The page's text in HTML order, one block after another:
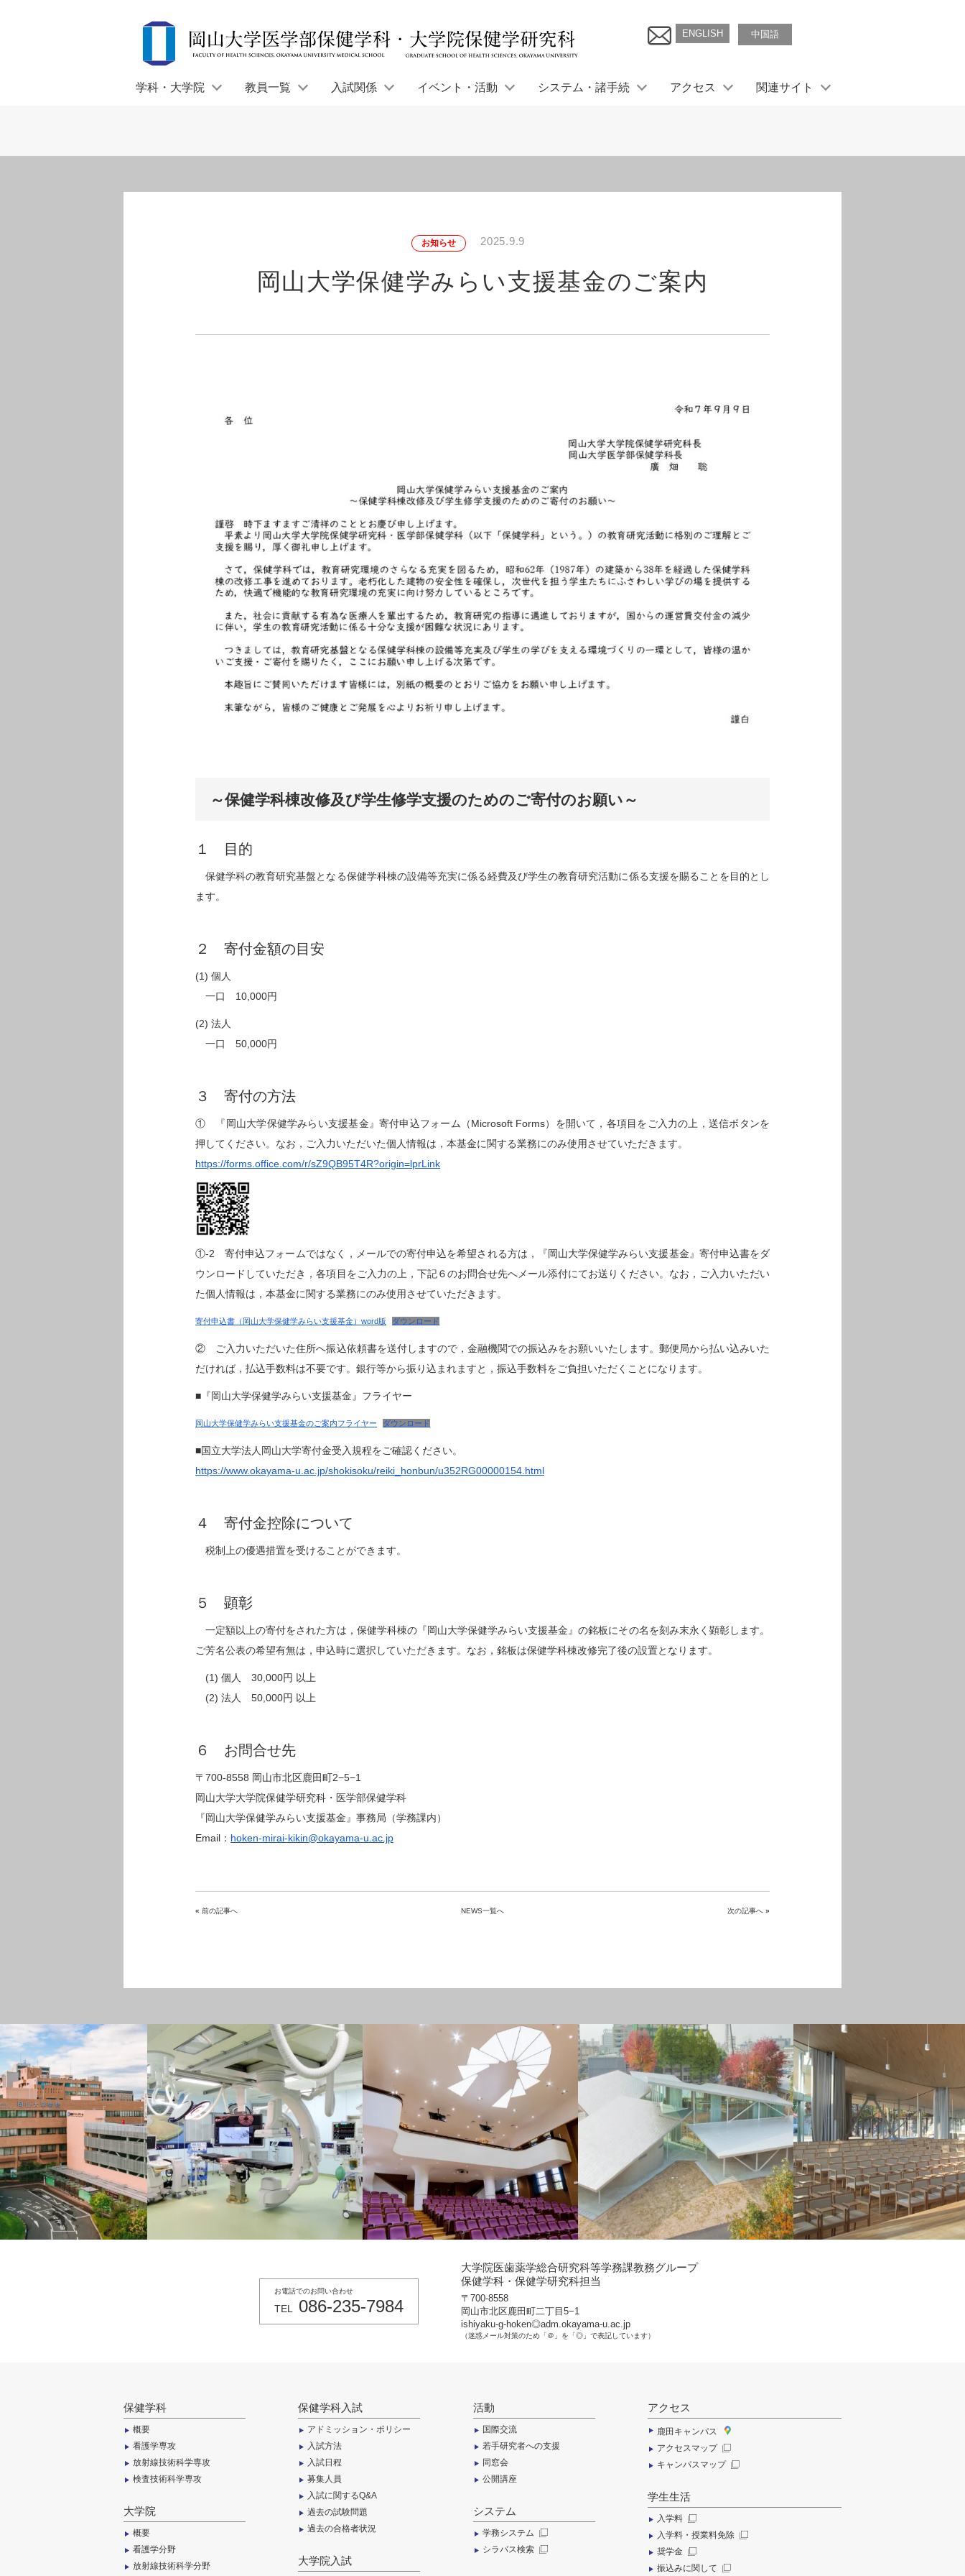
ENGLISH 中国語
学科・大学院 教員一覧 入試関係 イベント・活動 システム・諸手続 アクセス 関連サイト
お知らせ 2025.9.9
岡山大学保健学みらい支援基金のご案内
～保健学科棟改修及び学生修学支援のためのご寄付のお願い～
１ 目的
保健学科の教育研究基盤となる保健学科棟の設備等充実に係る経費及び学生の教育研究活動に係る支援を賜ることを目的とし
ます。
２ 寄付金額の目安
(1) 個人
一口 10,000円
(2) 法人
一口 50,000円
３ 寄付の方法
① 『岡山大学保健学みらい支援基金』寄付申込フォーム（Microsoft Forms）を開いて，各項目をご入力の上，送信ボタンを
押してください。なお，ご入力いただいた個人情報は，本基金に関する業務にのみ使用させていただきます。
https://forms.office.com/r/sZ9QB95T4R?origin=lprLink
①-2 寄付申込フォームではなく，メールでの寄付申込を希望される方は，『岡山大学保健学みらい支援基金』寄付申込書をダ
ウンロードしていただき，各項目をご入力の上，下記６のお問合せ先へメール添付にてお送りください。なお，ご入力いただい
た個人情報は，本基金に関する業務にのみ使用させていただきます。
寄付申込書（岡山大学保健学みらい支援基金）word版 ダウンロード
② ご入力いただいた住所へ振込依頼書を送付しますので，金融機関での振込みをお願いいたします。郵便局から払い込みいた
だければ，払込手数料は不要です。銀行等から振り込まれますと，振込手数料をご負担いただくことになります。
■『岡山大学保健学みらい支援基金』フライヤー
岡山大学保健学みらい支援基金のご案内フライヤー ダウンロード
■国立大学法人岡山大学寄付金受入規程をご確認ください。
https://www.okayama-u.ac.jp/shokisoku/reiki_honbun/u352RG00000154.html
４ 寄付金控除について
税制上の優遇措置を受けることができます。
５ 顕彰
一定額以上の寄付をされた方は，保健学科棟の『岡山大学保健学みらい支援基金』の銘板にその名を刻み末永く顕彰します。
ご芳名公表の希望有無は，申込時に選択していただきます。なお，銘板は保健学科棟改修完了後の設置となります。
(1) 個人 30,000円 以上
(2) 法人 50,000円 以上
６ お問合せ先
〒700-8558 岡山市北区鹿田町2−5−1
岡山大学大学院保健学研究科・医学部保健学科
『岡山大学保健学みらい支援基金』事務局（学務課内）
Email： hoken-mirai-kikin@okayama-u.ac.jp
« 前の記事へ NEWS一覧へ 次の記事へ »
お電話でのお問い合わせ
TEL 086-235-7984
大学院医歯薬学総合研究科等学務課教務グループ
保健学科・保健学研究科担当
〒700-8558
岡山市北区鹿田町二丁目5−1
ishiyaku-g-hoken◎adm.okayama-u.ac.jp
（迷惑メール対策のため「＠」を「◎」で表記しています）
保健学科
概要
看護学専攻
放射線技術科学専攻
検査技術科学専攻
大学院
概要
看護学分野
放射線技術科学分野
保健学科入試
アドミッション・ポリシー
入試方法
入試日程
募集人員
入試に関するQ&A
過去の試験問題
過去の合格者状況
大学院入試
活動
国際交流
若手研究者への支援
同窓会
公開講座
システム
学務システム
シラバス検索
アクセス
鹿田キャンパス
アクセスマップ
キャンパスマップ
学生生活
入学料
入学料・授業料免除
奨学金
振込みに関して